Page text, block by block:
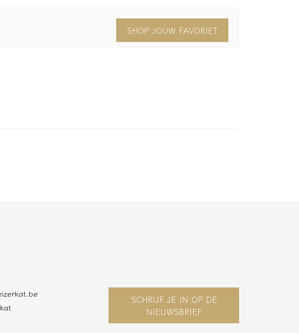
SHOP JOUW FAVORIET
SCHRIJF JE IN OP DE
NIEUWSBRIEF